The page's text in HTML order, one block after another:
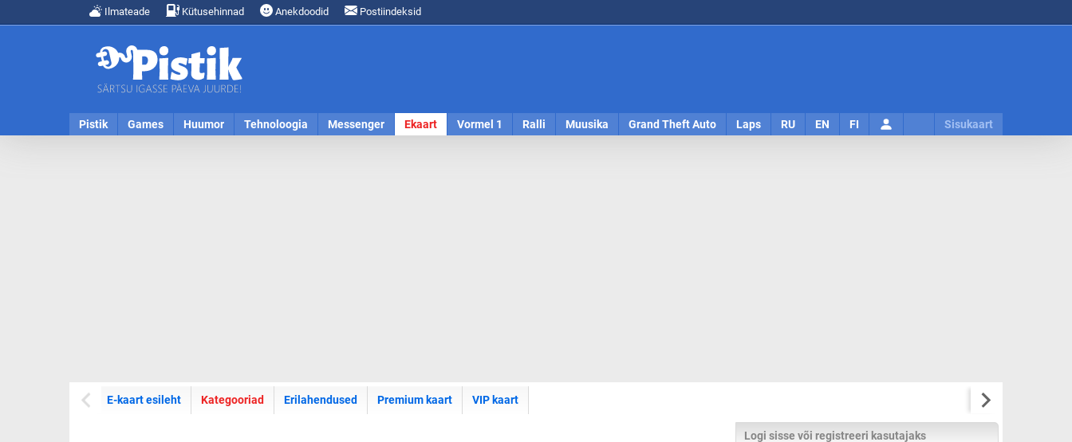
Ilmateade Kütusehinnad Anekdoodid Postiindeksid
Pistik Games Huumor Tehnoloogia Messenger Ekaart Vormel 1 Ralli Muusika Grand Theft Auto Laps RU EN FI Sisukaart
E-kaart esileht E-kaartide
Kategooriad Erilahendused Premium kaart VIP kaart
Logi sisse või registreeri kasutajaks